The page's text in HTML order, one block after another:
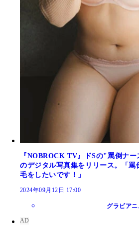
『NOBROCK TV』ドSの"罵倒ナ
のデジタル写真集をリリース。「
毛をしたいです！」
2024年09月12日 17:00
グラビアニ